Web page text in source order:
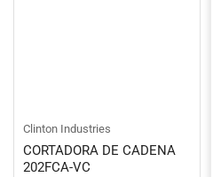
Clinton Industries
CORTADORA DE CADENA
202FCA-VC